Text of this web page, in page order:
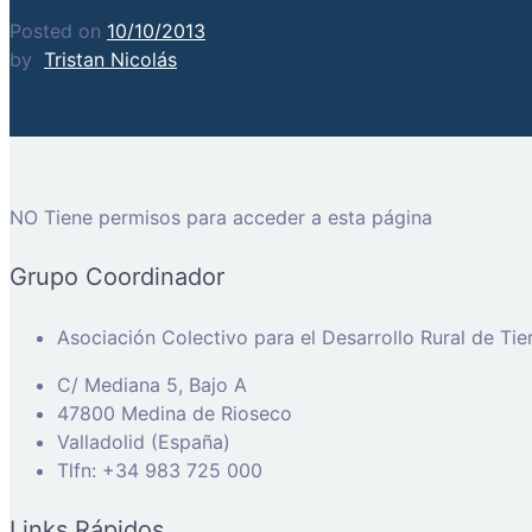
Posted on 10/10/2013
by Tristan Nicolás
NO Tiene permisos para acceder a esta página
Grupo Coordinador
Asociación Colectivo para el Desarrollo Rural de
C/ Mediana 5, Bajo A
47800 Medina de Rioseco
Valladolid (España)
Tlfn: +34 983 725 000